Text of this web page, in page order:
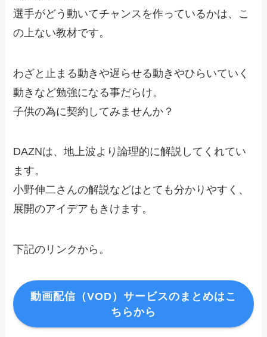
選手がどう動いてチャンスを作っているかは、こ
の上ない教材です。
わざと止まる動きや遅らせる動きやひらいていく
動きなど勉強になる事だらけ。
子供の為に契約してみませんか？
DAZNは、地上波より論理的に解説してくれてい
ます。
小野伸二さんの解説などはとても分かりやすく、
展開のアイデアもきけます。
下記のリンクから。
動画配信（VOD）サービスのまとめはこ
ちらから